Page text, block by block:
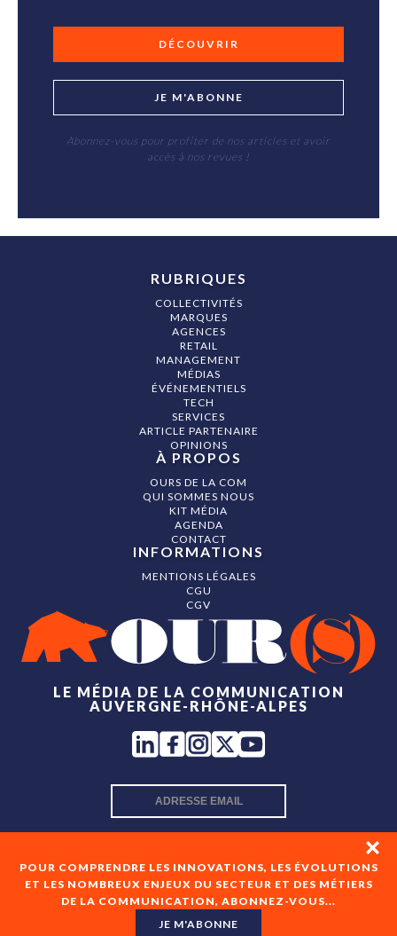
DÉCOUVRIR
JE M'ABONNE
Abonnez-vous pour profiter de nos articles et avoir
accès à nos revues !
POUR COMPRENDRE LES INNOVATIONS, LES ÉVOLUTIONS
ET LES NOMBREUX ENJEUX DU SECTEUR ET DES MÉTIERS
DE LA COMMUNICATION, ABONNEZ-VOUS...
JE M'ABONNE
LE MÉDIA DE LA COMMUNICATION
AUVERGNE-RHÔNE-ALPES
En cochant cette case, je consens à recevoir les newsletters
RUBRIQUES
COLLECTIVITÉS
MARQUES
AGENCES
RETAIL
MANAGEMENT
MÉDIAS
ÉVÉNEMENTIELS
TECH
SERVICES
ARTICLE PARTENAIRE
OPINIONS
À PROPOS
OURS DE LA COM
QUI SOMMES NOUS
KIT MÉDIA
AGENDA
CONTACT
INFORMATIONS
MENTIONS LÉGALES
CGU
CGV